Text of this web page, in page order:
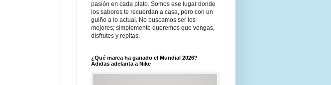
pasión en cada plato. Somos ese lugar donde
los sabores te recuerdan a casa, pero con un
guiño a lo actual. No buscamos ser los
mejores; simplemente queremos que vengas,
disfrutes y repitas.
¿Qué marca ha ganado el Mundial 2026?
Adidas adelanta a Nike